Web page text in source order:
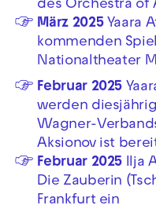
des Orchestra of
März 2025Yaara
kommenden
Nationaltheater
Februar 2025
werden
Wagner-
Aksionov ist
Februar 2025 Ilja
Die Zauberin
Frankfurt ein